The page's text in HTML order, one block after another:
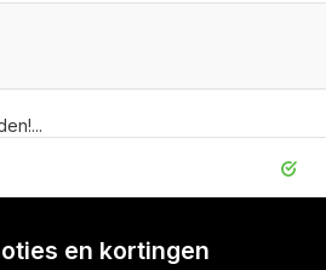
30 Dagen
en kortingen